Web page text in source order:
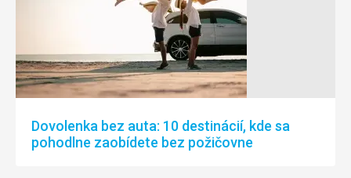
Dovolenka bez auta: 10 destinácií, kde sa
pohodlne zaobídete bez požičovne